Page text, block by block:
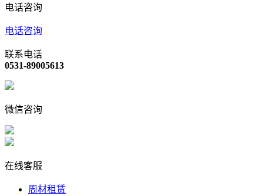
电话咨询
电话咨询
联系电话
0531-89005613
微信咨询
在线客服
周材租赁